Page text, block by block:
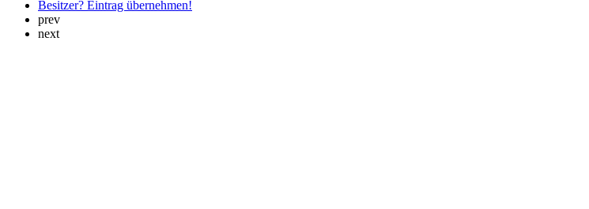
Besitzer? Eintrag übernehmen!
prev
next